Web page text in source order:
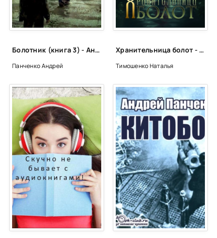
Болотник (книга 3) - Андрей Алексеевич Панченко
Панченко Андрей
Хранительница болот - Наталья Тимошенко
Тимошенко Наталья